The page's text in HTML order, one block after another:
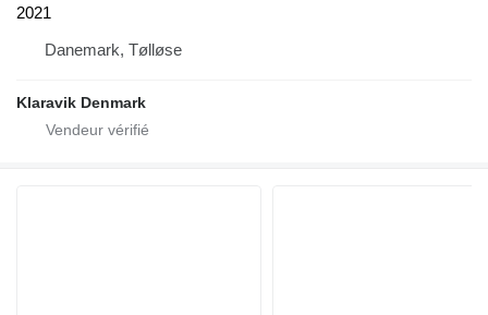
2021
Danemark, Tølløse
Klaravik Denmark